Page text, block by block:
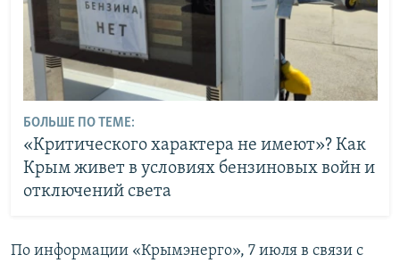
БОЛЬШЕ ПО ТЕМЕ:
«Критического характера не имеют»? Как
Крым живет в условиях бензиновых войн и
отключений света
По информации «Крымэнерго», 7 июля в связи с